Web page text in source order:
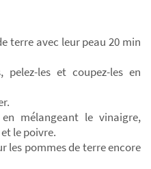
terre avec leur peau 20 min
pelez-les et coupez-les en
mélangeant le vinaigre,
le poivre.
les pommes de terre encore